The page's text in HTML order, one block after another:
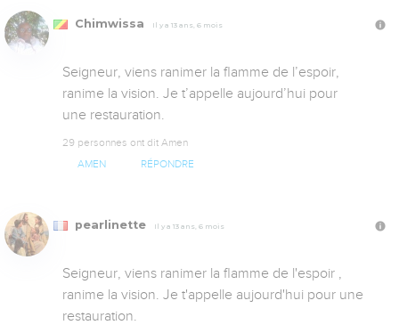
Chimwissa Il y a 13 ans, 6 mois
Seigneur, viens ranimer la flamme de l’espoir,
ranime la vision. Je t’appelle aujourd’hui pour
une restauration.
29 personnes ont dit Amen
AMEN RÉPONDRE
pearlinette Il y a 13 ans, 6 mois
Seigneur, viens ranimer la flamme de l'espoir ,
ranime la vision. Je t'appelle aujourd'hui pour une
restauration.